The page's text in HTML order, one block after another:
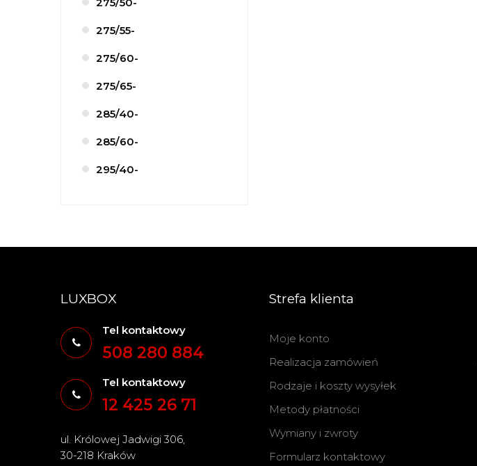
275/55-
275/60-
275/65-
285/40-
285/60-
295/40-
LUXBOX
Tel kontaktowy
508 280 884
Tel kontaktowy
12 425 26 71
ul. Królowej Jadwigi 306,
30-218 Kraków
Strefa klienta
Moje konto
Realizacja zamówień
Rodzaje i koszty wysyłek
Metody płatności
Wymiany i zwroty
Formularz kontaktowy